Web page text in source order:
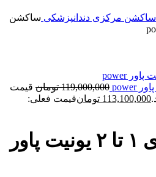
ساکشن مرکزی دندانپزشکی ساکشن
119,000,000 تومان قیمت
113,100,000 تومانقیمت فعلی:
ساکشن مرکزی ۱ تا ۲ یونیت پاور